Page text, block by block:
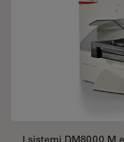
I sistemi DM8000 M